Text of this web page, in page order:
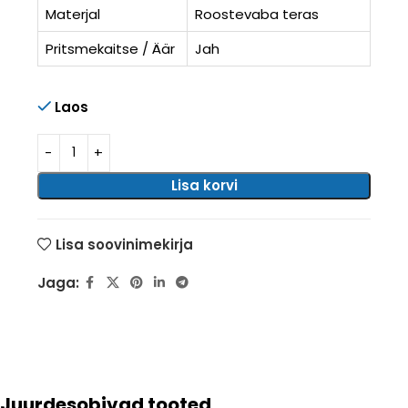
Materjal
Roostevaba teras
Pritsmekaitse / Äär
Jah
Laos
Lisa korvi
Lisa soovinimekirja
Jaga: